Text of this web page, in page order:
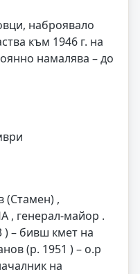
наброявало
към 1946 г. на
намалява – до
(Стамен) ,
, генерал-майор .
) – бивш кмет на
(р. 1951 ) – о.р
на